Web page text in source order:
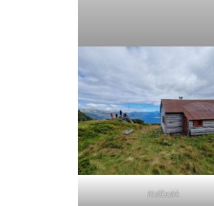
Kallbakk